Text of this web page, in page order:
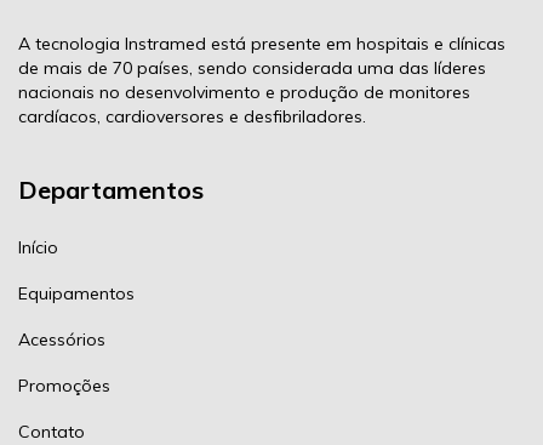
A tecnologia Instramed está presente em hospitais e clínicas
de mais de 70 países, sendo considerada uma das líderes
nacionais no desenvolvimento e produção de monitores
cardíacos, cardioversores e desfibriladores.
Departamentos
Início
Equipamentos
Acessórios
Promoções
Contato